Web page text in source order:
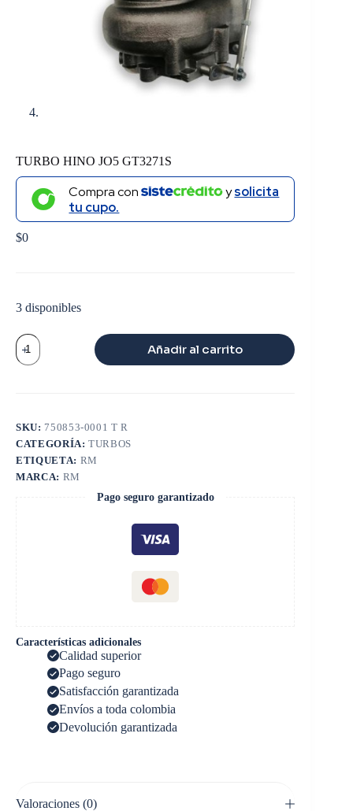
TURBO HINO JO5 GT3271S
Compra con ysolicita
tu cupo.
$0
3 disponibles
TURBO
HINO
JO5
Añadir al carrito
SKU: 750853-0001 T R
CATEGORÍA:TURBOS
ETIQUETA: RM
MARCA: RM
Pago seguro garantizado
Características adicionales
Calidad superior
Pago seguro
Satisfacción garantizada
Envíos a toda colombia
Devolución garantizada
Valoraciones (0)